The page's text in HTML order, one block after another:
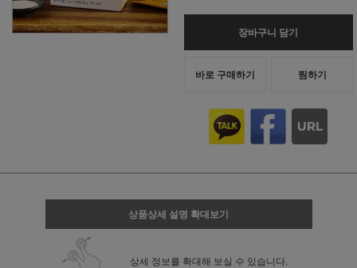
장바구니 담기
바로 구매하기 찜하기
상품상세 설명 확대보기
상세 정보를 확대해 보실 수 있습니다.